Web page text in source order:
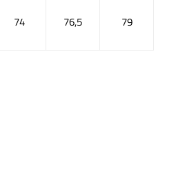
74 76,5 79